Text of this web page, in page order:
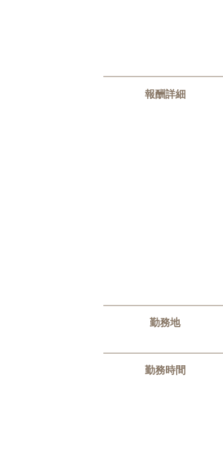
報酬詳細
勤務地
勤務時間